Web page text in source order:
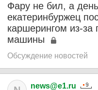
Фару не бил, а
екатеринбуржец
каршерингом из-за
машины
Обсуждение новостей
news@e1.ru